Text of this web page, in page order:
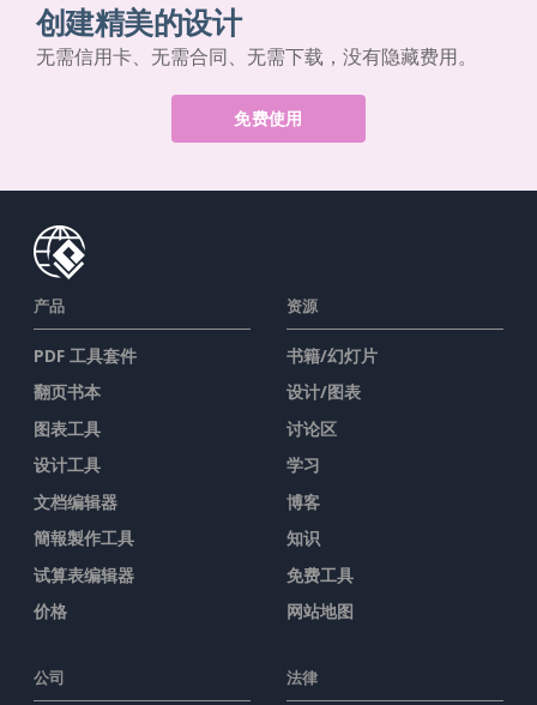
创建精美的设计
无需信用卡、无需合同、无需下载，没有隐藏费用。
免费使用
产品
PDF 工具套件
翻页书本
图表工具
设计工具
文档编辑器
簡報製作工具
试算表编辑器
价格
资源
书籍/幻灯片
设计/图表
讨论区
学习
博客
知识
免费工具
网站地图
公司 法律